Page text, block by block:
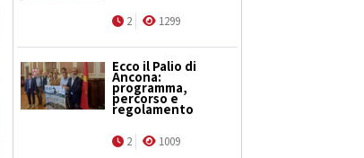
2 1299
Ecco il Palio di
Ancona:
programma,
percorso e
regolamento
2 1009